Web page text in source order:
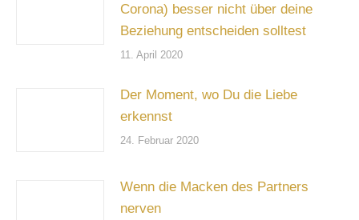
Corona) besser nicht über deine
Beziehung entscheiden solltest
11. April 2020
Der Moment, wo Du die Liebe
erkennst
24. Februar 2020
Wenn die Macken des Partners
nerven